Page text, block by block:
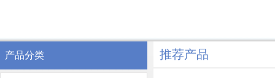
产品分类 推荐产品